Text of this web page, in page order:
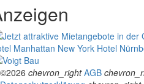
Manhattan New York Hotel
©2026 chevron_right AGB